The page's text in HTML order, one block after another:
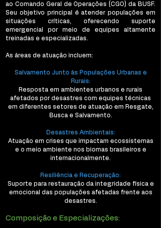
ao Comando Geral de Operações (CGO) da BUSF.
Seu objetivo principal é atender populações em
situações críticas, oferecendo suporte
emergencial por meio de equipes altamente
treinadas e especializadas.
As áreas de atuação incluem:
Salvamento Junto às Populações Urbanas e
Rurais:
Resposta em ambientes urbanos e rurais
afetados por desastres com equipes técnicas
em diferentes setores de atuação em Resgate,
Busca e Salvamento.
Desastres Ambientais:
Atuação em crises que impactam ecossistemas
e o meio ambiente nos biomas brasileiros e
internacionalmente.
Resiliência e Recuperação:
Suporte para restauração da integridade física e
emocional das populações afetadas frente aos
desastres.
Composição e Especializações: